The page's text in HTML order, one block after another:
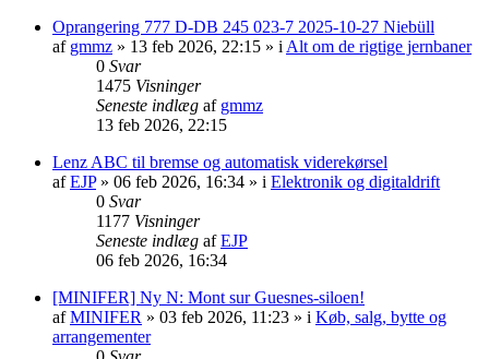
Oprangering 777 D-DB 245 023-7 2025-10-27 Niebüll
af gmmz » 13 feb 2026, 22:15 » i Alt om de rigtige jernbaner
0 Svar
1475 Visninger
Seneste indlæg af gmmz
13 feb 2026, 22:15
Lenz ABC til bremse og automatisk viderekørsel
afEJP» 06 feb 2026, 16:34 » i Elektronik og digitaldrift
0 Svar
1177 Visninger
Seneste indlæg afEJP
06 feb 2026, 16:34
[MINIFER] Ny N: Mont sur Guesnes-siloen!
afMINIFER » 03 feb 2026, 11:23 » i Køb, salg, bytte og
arrangementer